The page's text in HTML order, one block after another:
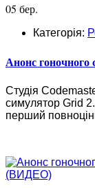
05 бер.
Категорія:
Анонс
Студія
симулятор Grid 2.
перший